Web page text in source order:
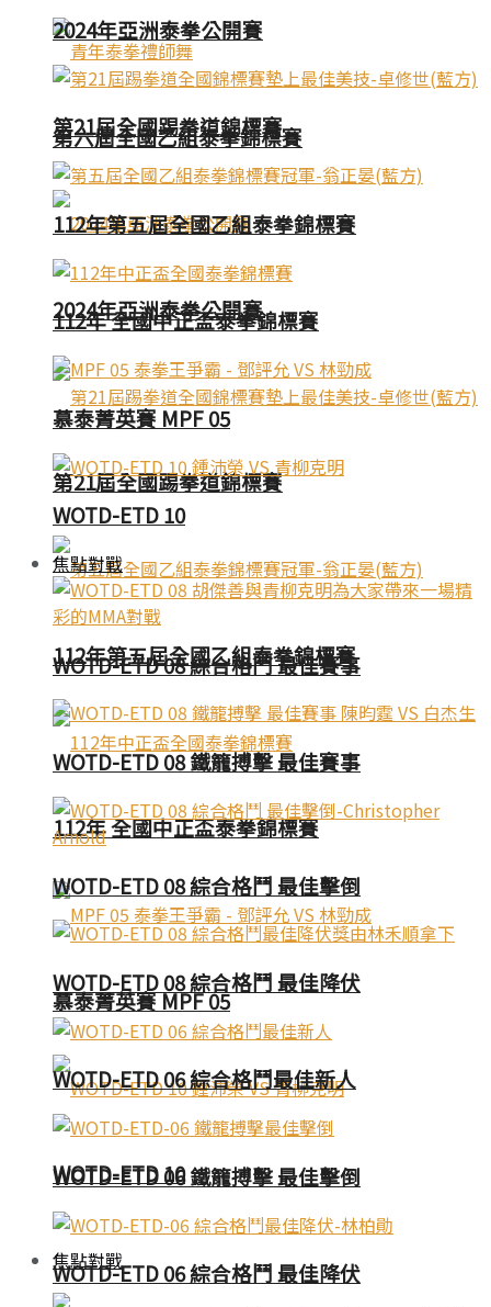
第六屆全國乙組泰拳錦標賽
2024年亞洲泰拳公開賽
第21屆全國踢拳道錦標賽
112年第五屆全國乙組泰拳錦標賽
112年 全國中正盃泰拳錦標賽
慕泰菁英賽 MPF 05
WOTD-ETD 10
焦點對戰
2024年亞洲泰拳公開賽
第21屆全國踢拳道錦標賽
112年第五屆全國乙組泰拳錦標賽
112年 全國中正盃泰拳錦標賽
慕泰菁英賽 MPF 05
WOTD-ETD 10
焦點對戰
WOTD-ETD 08 綜合格鬥 最佳賽事
WOTD-ETD 08 鐵籠搏擊 最佳賽事
WOTD-ETD 08 綜合格鬥 最佳擊倒
WOTD-ETD 08 綜合格鬥 最佳降伏
WOTD-ETD 06 綜合格鬥最佳新人
WOTD-ETD 06 鐵籠搏擊 最佳擊倒
WOTD-ETD 06 綜合格鬥 最佳降伏